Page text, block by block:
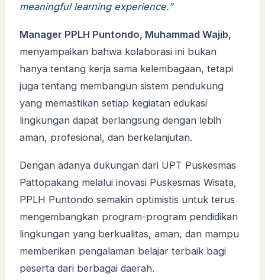
meaningful learning experience.”
Manager PPLH Puntondo, Muhammad Wajib,
menyampaikan bahwa kolaborasi ini bukan
hanya tentang kerja sama kelembagaan, tetapi
juga tentang membangun sistem pendukung
yang memastikan setiap kegiatan edukasi
lingkungan dapat berlangsung dengan lebih
aman, profesional, dan berkelanjutan.
Dengan adanya dukungan dari UPT Puskesmas
Pattopakang melalui inovasi Puskesmas Wisata,
PPLH Puntondo semakin optimistis untuk terus
mengembangkan program-program pendidikan
lingkungan yang berkualitas, aman, dan mampu
memberikan pengalaman belajar terbaik bagi
peserta dari berbagai daerah.